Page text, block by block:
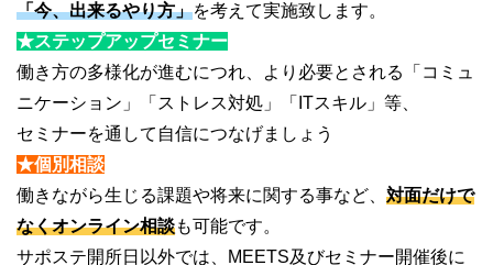
「今、出来るやり方」を考えて実施致します。
★ステップアップセミナー
働き方の多様化が進むにつれ、より必要とされる「コミュ
ニケーション」「ストレス対処」「ITスキル」等、
セミナーを通して自信につなげましょう
★個別相談
働きながら生じる課題や将来に関する事など、 対面だけで
なくオンライン相談も可能です。
サポステ開所日以外では、MEETS及びセミナー開催後に